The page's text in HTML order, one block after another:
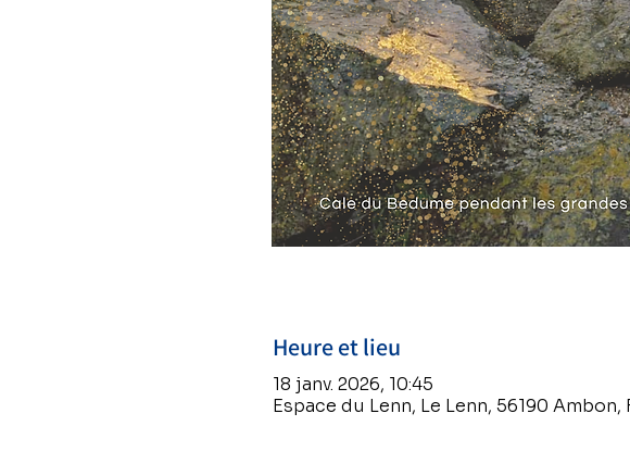
Heure et lieu
18 janv. 2026, 10:45
Espace du Lenn, Le Lenn, 56190 Ambon,